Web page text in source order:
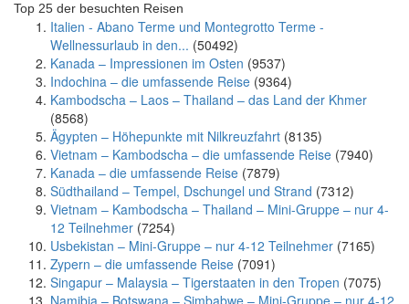
Top 25 der besuchten Reisen
Italien - Abano Terme und Montegrotto Terme -
Wellnessurlaub in den... (50492)
Kanada – Impressionen im Osten (9537)
Indochina – die umfassende Reise (9364)
Kambodscha – Laos – Thailand – das Land der Khmer
(8568)
Ägypten – Höhepunkte mit Nilkreuzfahrt (8135)
Vietnam – Kambodscha – die umfassende Reise (7940)
Kanada – die umfassende Reise (7879)
Südthailand – Tempel, Dschungel und Strand (7312)
Vietnam – Kambodscha – Thailand – Mini-Gruppe – nur 4-
12 Teilnehmer (7254)
Usbekistan – Mini-Gruppe – nur 4-12 Teilnehmer (7165)
Zypern – die umfassende Reise (7091)
Singapur – Malaysia – Tigerstaaten in den Tropen (7075)